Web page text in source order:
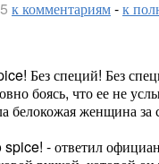
к комментариям-к
Без специй! Без
боясь, что ее не
белокожая женщина
- ответил